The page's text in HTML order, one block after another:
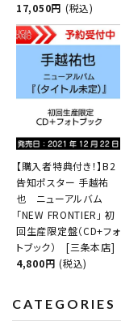
17,050円 (税込)
【購入者特典付き！】B2
告知ポスター 手越祐
也 ニューアルバム
「NEW FRONTIER」 初
回生産限定盤（CD+フォ
トブック） [三条本店]
4,800円 (税込)
CATEGORIES